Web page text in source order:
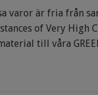
varor är fria från
of Very High
till våra